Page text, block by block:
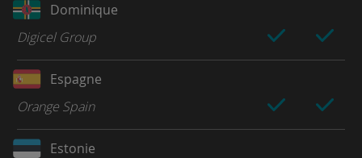
Dominique
Digicel Group
Espagne
Orange Spain
Estonie